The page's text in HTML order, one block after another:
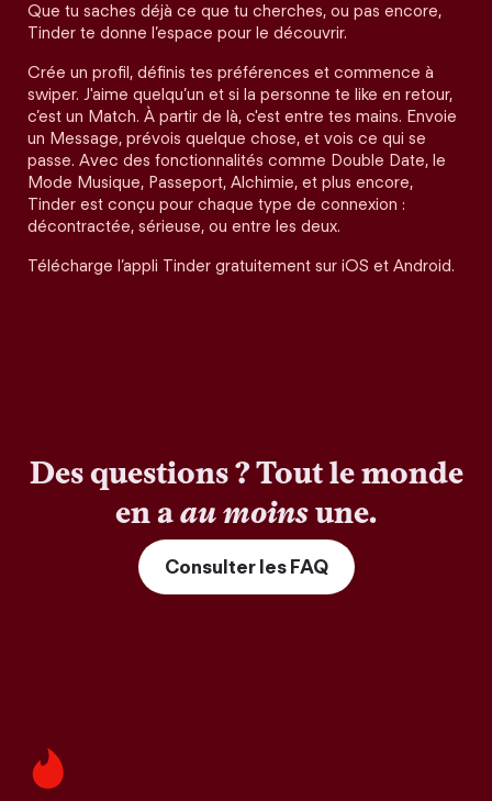
Que tu saches déjà ce que tu cherches, ou pas encore,
Tinder te donne l’espace pour le découvrir.
Crée un profil, définis tes préférences et commence à
swiper. J'aime quelqu’un et si la personne te like en retour,
c’est un Match. À partir de là, c'est entre tes mains. Envoie
un Message, prévois quelque chose, et vois ce qui se
passe. Avec des fonctionnalités comme Double Date, le
Mode Musique, Passeport, Alchimie, et plus encore,
Tinder est conçu pour chaque type de connexion :
décontractée, sérieuse, ou entre les deux.
Télécharge l’appli Tinder gratuitement sur iOS et Android.
Des questions ? Tout le monde
en aau moinsune.
Consulter les FAQ